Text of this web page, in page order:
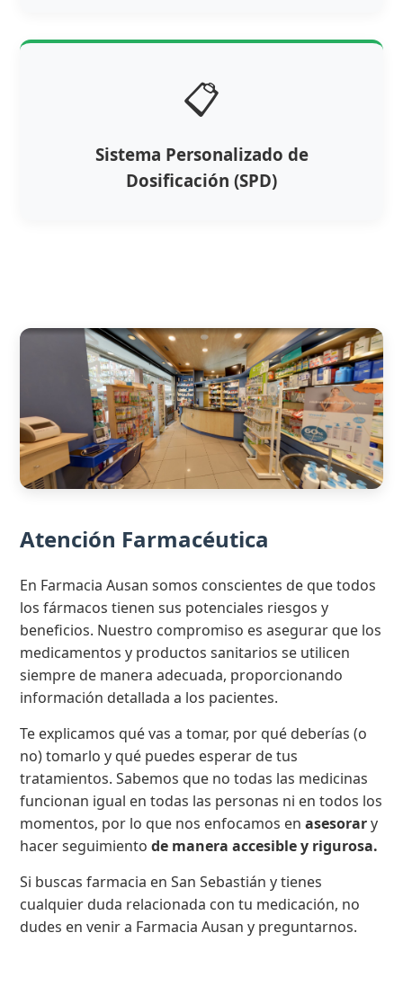
📋
Sistema Personalizado de
Dosificación (SPD)
Atención Farmacéutica
En Farmacia Ausan somos conscientes de que todos
los fármacos tienen sus potenciales riesgos y
beneficios. Nuestro compromiso es asegurar que los
medicamentos y productos sanitarios se utilicen
siempre de manera adecuada, proporcionando
información detallada a los pacientes.
Te explicamos qué vas a tomar, por qué deberías (o
no) tomarlo y qué puedes esperar de tus
tratamientos. Sabemos que no todas las medicinas
funcionan igual en todas las personas ni en todos los
momentos, por lo que nos enfocamos enasesorary
hacer seguimientode manera accesible y rigurosa.
Si buscas farmacia en San Sebastián y tienes
cualquier duda relacionada con tu medicación, no
dudes en venir a Farmacia Ausan y preguntarnos.